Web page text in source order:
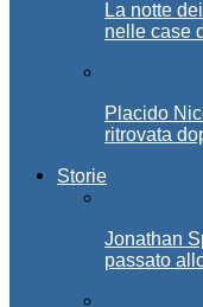
La notte
nelle case
Placido
ritrovata
Storie
Jonathan
passato